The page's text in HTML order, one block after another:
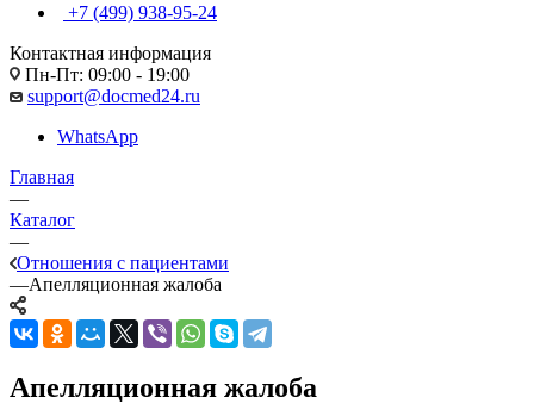
+7 (499) 938-95-24
Контактная информация
Пн-Пт: 09:00 - 19:00
support@docmed24.ru
WhatsApp
Главная
—
Каталог
—
Отношения с пациентами
—Апелляционная жалоба
Апелляционная жалоба